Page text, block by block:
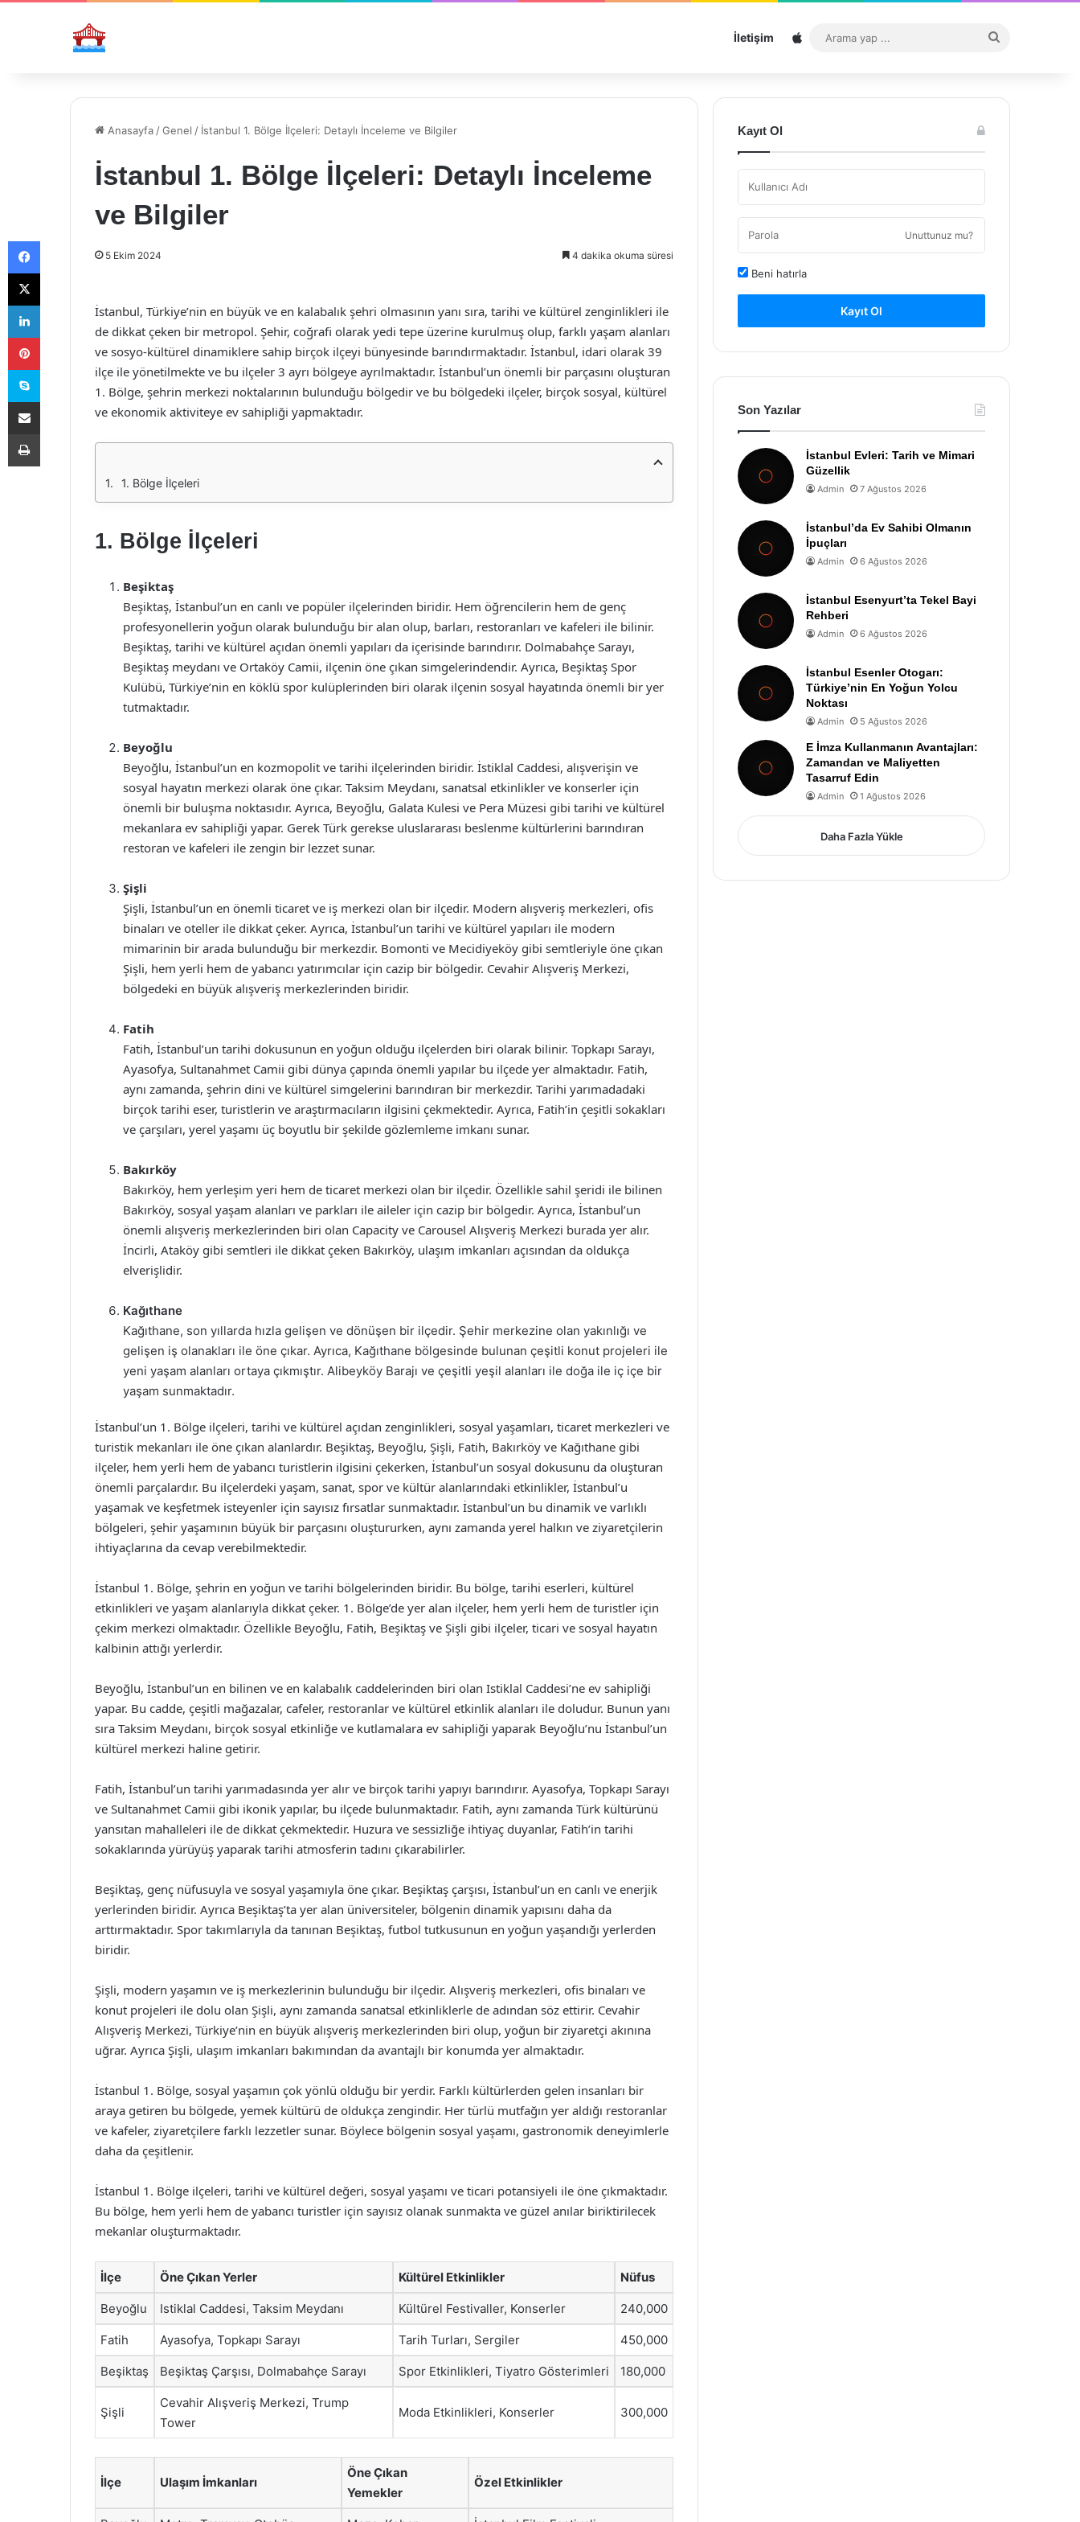
İletişim Sitemap
...
Anasayfa /Genel / İstanbul 1. Bölge İlçeleri: Detaylı İnceleme ve Bilgiler
İstanbul 1. Bölge İlçeleri: Detaylı İnceleme
ve Bilgiler
5 Ekim 2024 4 dakika okuma süresi
İstanbul, Türkiye’nin en büyük ve en kalabalık şehri olmasının yanı sıra, tarihi ve kültürel zenginlikleri ile
de dikkat çeken bir metropol. Şehir, coğrafi olarak yedi tepe üzerine kurulmuş olup, farklı yaşam alanları
ve sosyo-kültürel dinamiklere sahip birçok ilçeyi bünyesinde barındırmaktadır. İstanbul, idari olarak 39
ilçe ile yönetilmekte ve bu ilçeler 3 ayrı bölgeye ayrılmaktadır. İstanbul’un önemli bir parçasını oluşturan
1. Bölge, şehrin merkezi noktalarının bulunduğu bölgedir ve bu bölgedeki ilçeler, birçok sosyal, kültürel
ve ekonomik aktiviteye ev sahipliği yapmaktadır.
1. Bölge İlçeleri
1. Bölge İlçeleri
Beşiktaş
Beşiktaş, İstanbul’un en canlı ve popüler ilçelerinden biridir. Hem öğrencilerin hem de genç
profesyonellerin yoğun olarak bulunduğu bir alan olup, barları, restoranları ve kafeleri ile bilinir.
Beşiktaş, tarihi ve kültürel açıdan önemli yapıları da içerisinde barındırır. Dolmabahçe Sarayı,
Beşiktaş meydanı ve Ortaköy Camii, ilçenin öne çıkan simgelerindendir. Ayrıca, Beşiktaş Spor
Kulübü, Türkiye’nin en köklü spor kulüplerinden biri olarak ilçenin sosyal hayatında önemli bir yer
tutmaktadır.
Beyoğlu
Beyoğlu, İstanbul’un en kozmopolit ve tarihi ilçelerinden biridir. İstiklal Caddesi, alışverişin ve
sosyal hayatın merkezi olarak öne çıkar. Taksim Meydanı, sanatsal etkinlikler ve konserler için
önemli bir buluşma noktasıdır. Ayrıca, Beyoğlu, Galata Kulesi ve Pera Müzesi gibi tarihi ve kültürel
mekanlara ev sahipliği yapar. Gerek Türk gerekse uluslararası beslenme kültürlerini barındıran
restoran ve kafeleri ile zengin bir lezzet sunar.
Şişli
Şişli, İstanbul’un en önemli ticaret ve iş merkezi olan bir ilçedir. Modern alışveriş merkezleri, ofis
binaları ve oteller ile dikkat çeker. Ayrıca, İstanbul’un tarihi ve kültürel yapıları ile modern
mimarinin bir arada bulunduğu bir merkezdir. Bomonti ve Mecidiyeköy gibi semtleriyle öne çıkan
Şişli, hem yerli hem de yabancı yatırımcılar için cazip bir bölgedir. Cevahir Alışveriş Merkezi,
bölgedeki en büyük alışveriş merkezlerinden biridir.
Fatih
Fatih, İstanbul’un tarihi dokusunun en yoğun olduğu ilçelerden biri olarak bilinir. Topkapı Sarayı,
Ayasofya, Sultanahmet Camii gibi dünya çapında önemli yapılar bu ilçede yer almaktadır. Fatih,
aynı zamanda, şehrin dini ve kültürel simgelerini barındıran bir merkezdir. Tarihi yarımadadaki
birçok tarihi eser, turistlerin ve araştırmacıların ilgisini çekmektedir. Ayrıca, Fatih’in çeşitli sokakları
ve çarşıları, yerel yaşamı üç boyutlu bir şekilde gözlemleme imkanı sunar.
Bakırköy
Bakırköy, hem yerleşim yeri hem de ticaret merkezi olan bir ilçedir. Özellikle sahil şeridi ile bilinen
Bakırköy, sosyal yaşam alanları ve parkları ile aileler için cazip bir bölgedir. Ayrıca, İstanbul’un
önemli alışveriş merkezlerinden biri olan Capacity ve Carousel Alışveriş Merkezi burada yer alır.
İncirli, Ataköy gibi semtleri ile dikkat çeken Bakırköy, ulaşım imkanları açısından da oldukça
elverişlidir.
Kağıthane
Kağıthane, son yıllarda hızla gelişen ve dönüşen bir ilçedir. Şehir merkezine olan yakınlığı ve
gelişen iş olanakları ile öne çıkar. Ayrıca, Kağıthane bölgesinde bulunan çeşitli konut projeleri ile
yeni yaşam alanları ortaya çıkmıştır. Alibeyköy Barajı ve çeşitli yeşil alanları ile doğa ile iç içe bir
yaşam sunmaktadır.
İstanbul’un 1. Bölge ilçeleri, tarihi ve kültürel açıdan zenginlikleri, sosyal yaşamları, ticaret merkezleri ve
turistik mekanları ile öne çıkan alanlardır. Beşiktaş, Beyoğlu, Şişli, Fatih, Bakırköy ve Kağıthane gibi
ilçeler, hem yerli hem de yabancı turistlerin ilgisini çekerken, İstanbul’un sosyal dokusunu da oluşturan
önemli parçalardır. Bu ilçelerdeki yaşam, sanat, spor ve kültür alanlarındaki etkinlikler, İstanbul’u
yaşamak ve keşfetmek isteyenler için sayısız fırsatlar sunmaktadır. İstanbul’un bu dinamik ve varlıklı
bölgeleri, şehir yaşamının büyük bir parçasını oluştururken, aynı zamanda yerel halkın ve ziyaretçilerin
ihtiyaçlarına da cevap verebilmektedir.
İstanbul 1. Bölge, şehrin en yoğun ve tarihi bölgelerinden biridir. Bu bölge, tarihi eserleri, kültürel
etkinlikleri ve yaşam alanlarıyla dikkat çeker. 1. Bölge’de yer alan ilçeler, hem yerli hem de turistler için
çekim merkezi olmaktadır. Özellikle Beyoğlu, Fatih, Beşiktaş ve Şişli gibi ilçeler, ticari ve sosyal hayatın
kalbinin attığı yerlerdir.
Beyoğlu, İstanbul’un en bilinen ve en kalabalık caddelerinden biri olan Istiklal Caddesi’ne ev sahipliği
yapar. Bu cadde, çeşitli mağazalar, cafeler, restoranlar ve kültürel etkinlik alanları ile doludur. Bunun yanı
sıra Taksim Meydanı, birçok sosyal etkinliğe ve kutlamalara ev sahipliği yaparak Beyoğlu’nu İstanbul’un
kültürel merkezi haline getirir.
Fatih, İstanbul’un tarihi yarımadasında yer alır ve birçok tarihi yapıyı barındırır. Ayasofya, Topkapı Sarayı
ve Sultanahmet Camii gibi ikonik yapılar, bu ilçede bulunmaktadır. Fatih, aynı zamanda Türk kültürünü
yansıtan mahalleleri ile de dikkat çekmektedir. Huzura ve sessizliğe ihtiyaç duyanlar, Fatih’in tarihi
sokaklarında yürüyüş yaparak tarihi atmosferin tadını çıkarabilirler.
Beşiktaş, genç nüfusuyla ve sosyal yaşamıyla öne çıkar. Beşiktaş çarşısı, İstanbul’un en canlı ve enerjik
yerlerinden biridir. Ayrıca Beşiktaş’ta yer alan üniversiteler, bölgenin dinamik yapısını daha da
arttırmaktadır. Spor takımlarıyla da tanınan Beşiktaş, futbol tutkusunun en yoğun yaşandığı yerlerden
biridir.
Şişli, modern yaşamın ve iş merkezlerinin bulunduğu bir ilçedir. Alışveriş merkezleri, ofis binaları ve
konut projeleri ile dolu olan Şişli, aynı zamanda sanatsal etkinliklerle de adından söz ettirir. Cevahir
Alışveriş Merkezi, Türkiye’nin en büyük alışveriş merkezlerinden biri olup, yoğun bir ziyaretçi akınına
uğrar. Ayrıca Şişli, ulaşım imkanları bakımından da avantajlı bir konumda yer almaktadır.
İstanbul 1. Bölge, sosyal yaşamın çok yönlü olduğu bir yerdir. Farklı kültürlerden gelen insanları bir
araya getiren bu bölgede, yemek kültürü de oldukça zengindir. Her türlü mutfağın yer aldığı restoranlar
ve kafeler, ziyaretçilere farklı lezzetler sunar. Böylece bölgenin sosyal yaşamı, gastronomik deneyimlerle
daha da çeşitlenir.
İstanbul 1. Bölge ilçeleri, tarihi ve kültürel değeri, sosyal yaşamı ve ticari potansiyeli ile öne çıkmaktadır.
Bu bölge, hem yerli hem de yabancı turistler için sayısız olanak sunmakta ve güzel anılar biriktirilecek
mekanlar oluşturmaktadır.
İlçe Öne Çıkan Yerler Kültürel Etkinlikler Nüfus
Beyoğlu Istiklal Caddesi, Taksim Meydanı Kültürel Festivaller, Konserler 240,000
Fatih Ayasofya, Topkapı Sarayı Tarih Turları, Sergiler 450,000
Beşiktaş Beşiktaş Çarşısı, Dolmabahçe Sarayı Spor Etkinlikleri, Tiyatro Gösterimleri 180,000
Şişli
Cevahir Alışveriş Merkezi, Trump
Tower
Moda Etkinlikleri, Konserler 300,000
İlçe Ulaşım İmkanları
Öne Çıkan
Yemekler
Özel Etkinlikler
Kayıt Ol
Unuttunuz mu?
Beni hatırla
Kayıt Ol
Son Yazılar
İstanbul Evleri: Tarih ve Mimari
Güzellik
Admin 7 Ağustos 2026
İstanbul’da Ev Sahibi Olmanın
İpuçları
Admin 6 Ağustos 2026
İstanbul Esenyurt’ta Tekel Bayi
Rehberi
Admin 6 Ağustos 2026
İstanbul Esenler Otogarı:
Türkiye’nin En Yoğun Yolcu
Noktası
Admin 5 Ağustos 2026
E İmza Kullanmanın Avantajları:
Zamandan ve Maliyetten
Tasarruf Edin
Admin 1 Ağustos 2026
Daha Fazla Yükle
Facebook
X
LinkedIn
Pinterest
Skype
E-Posta ile paylaş